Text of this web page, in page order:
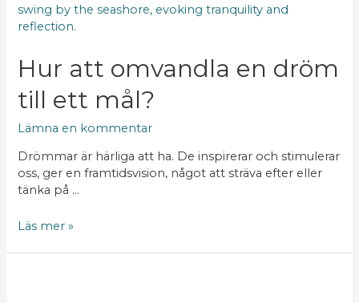
Hur att omvandla en dröm
till ett mål?
Lämna en kommentar
Drömmar är härliga att ha. De inspirerar och stimulerar
oss, ger en framtidsvision, något att sträva efter eller
tänka på …
att
omvandla
dröm
till
ett
mål?
Läs mer »